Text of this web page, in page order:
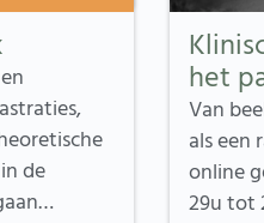
de
het
Van
als
online
29u tot